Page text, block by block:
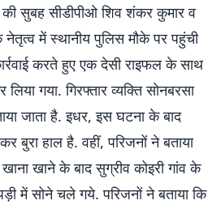
की सुबह सीडीपीओ शिव शंकर कुमार व
नेतृत्व में स्थानीय पुलिस मौके पर पहुंची
करते हुए एक देसी राइफल के साथ
गया. गिरफ्तार व्यक्ति सोनबरसा
जाता है. इधर, इस घटना के बाद
बुरा हाल है. वहीं, परिजनों ने बताया
खाने के बाद सुग्रीव कोइरी गांव के
में सोने चले गये. परिजनों ने बताया कि